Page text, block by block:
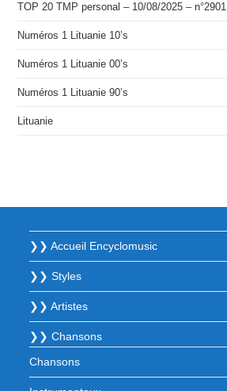
TOP 20 TMP personal – 10/08/2025 – n°2901
Numéros 1 Lituanie 10’s
Numéros 1 Lituanie 00’s
Numéros 1 Lituanie 90’s
Lituanie
❯❯ Accueil Encyclomusic
❯❯ Styles
❯❯ Artistes
❯❯ Chansons
Chansons